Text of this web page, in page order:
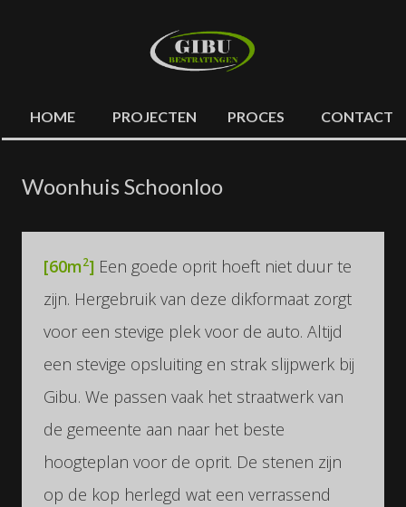
HOME PROJECTEN PROCES CONTACT
Woonhuis Schoonloo
[60m2] Een goede oprit hoeft niet duur te
zijn. Hergebruik van deze dikformaat zorgt
voor een stevige plek voor de auto. Altijd
een stevige opsluiting en strak slijpwerk bij
Gibu. We passen vaak het straatwerk van
de gemeente aan naar het beste
hoogteplan voor de oprit. De stenen zijn
op de kop herlegd wat een verrassend